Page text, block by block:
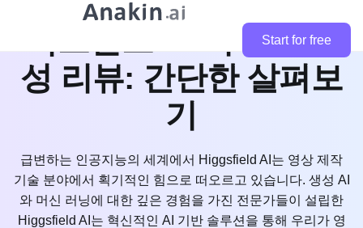
Start for free
힉스필드 AI 비디오 생
성 리뷰: 간단한 살펴보
기
급변하는 인공지능의 세계에서 Higgsfield AI는 영상 제작
기술 분야에서 획기적인 힘으로 떠오르고 있습니다. 생성 AI
와 머신 러닝에 대한 깊은 경험을 가진 전문가들이 설립한
Higgsfield AI는 혁신적인 AI 기반 솔루션을 통해 우리가 영